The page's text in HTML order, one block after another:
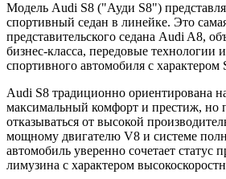
Модель Audi S8 ("Ауди S8")
спортивный седан в линейке. Это
представительского седана Audi A8,
бизнес-класса, передовые технологии
спортивного автомобиля с характером
Audi S8 традиционно ориентирована
максимальный комфорт и престиж, но
отказываться от высокой
мощному двигателю V8 и системе
автомобиль уверенно сочетает статус
лимузина с характером